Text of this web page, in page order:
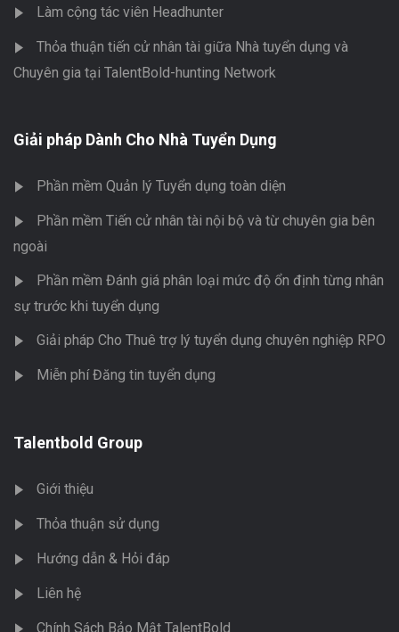
Làm cộng tác viên Headhunter
Thỏa thuận tiến cử nhân tài giữa Nhà tuyển dụng và
Chuyên gia tại TalentBold-hunting Network
Giải pháp Dành Cho Nhà Tuyển Dụng
Phần mềm Quản lý Tuyển dụng toàn diện
Phần mềm Tiến cử nhân tài nội bộ và từ chuyên gia bên
ngoài
Phần mềm Đánh giá phân loại mức độ ổn định từng nhân
sự trước khi tuyển dụng
Giải pháp Cho Thuê trợ lý tuyển dụng chuyên nghiệp RPO
Miễn phí Đăng tin tuyển dụng
Talentbold Group
Giới thiệu
Thỏa thuận sử dụng
Hướng dẫn & Hỏi đáp
Liên hệ
Chính Sách Bảo Mật TalentBold